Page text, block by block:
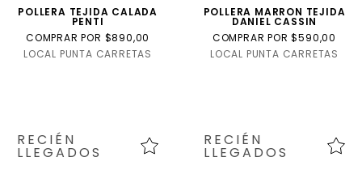
POLLERA TEJIDA CALADA
PENTI
COMPRAR POR $890,00
LOCAL PUNTA CARRETAS
POLLERA MARRON TEJIDA
DANIEL CASSIN
COMPRAR POR $590,00
LOCAL PUNTA CARRETAS
RECIÉN
LLEGADOS
RECIÉN
LLEGADOS